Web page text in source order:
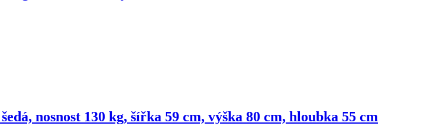
nosnost 130 kg, šířka 59 cm, výška 80 cm, hloubka 55 cm